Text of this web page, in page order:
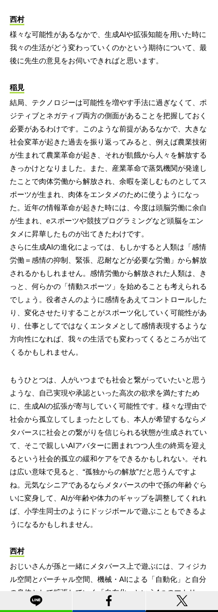
西村
様々な可能性があるなかで、生成AIや拡張知能を用いた時に
我々の生活がどう変わっていくのかという期待について、最
後に先生の意見をお伺いできればと思います。
稲見
結局、テクノロジーは可能性を増やす手法に過ぎなくて、ポ
ジティブとネガティブ両方の側面があることを把握しておく
必要があるわけです。このような前提があるなかで、大きな
社会変革が起きた過去を振り返ってみると、例えば農業技術
が生まれて農業革命が起き、それが飢餓から人々を解放する
きっかけとなりました。また、産業革命で蒸気機関が発達し
たことで肉体労働から解放され、余暇を楽しむものとしてス
ポーツが生まれ、肉体をエンタメのために使うようになっ
た。近年の情報革命が起きた時には、今度は頭脳労働に余白
が生まれ、eスポーツや競技プログラミングなど頭脳をエン
タメに昇華したものが出てきたわけです。
さらに生成AIの進化によっては、もしかすると人類は「感情
労働＝感情の抑制、緊張、忍耐などが必要な労働」から解放
されるかもしれません。感情労働から解放された人類は、き
っと、何らかの「情動スポーツ」を始めることも考えられる
でしょう。役者さんのように感情をあえてコントロールした
り、変化させたりすることがスポーツ化していく可能性があ
り、仕事としてではなくエンタメとして感情表現するような
方向性になれば、我々の生活でも変わってくるところが出て
くるかもしれません。
もうひとつは、人がいつまでも社会と繋がっていたいと思う
ような、自己実現や承認といった高次の欲求を満たすため
に、生成AIの拡張が寄与していく可能性です。様々な理由で
社会から孤立してしまったとしても、本人が希望するならメ
タバースに社会との繋がりを信じられる状態が生成されてい
て、そこで親しいAIアバターに囲まれつつ人生の終焉を迎え
るという社会的孤立の緩和ケアをできるかもしれない。それ
は広い意味で見ると、“孤独からの解放”だと思うんですよ
ね。元気なシニアであるならメタバースの中で孫の年齢ぐら
いに変身して、AIが年齢や体力のギャップを調整してくれれ
ば、小学生同士のようにドッジボールで遊ぶこともできるよ
うになるかもしれません。
西村
おじいさんが孫と一緒にメタバース上で遊ぶには、フィジカ
ル空間とバーチャル空間、機械・AIによる「自動化」と自分
の身体として拡張していく「自在化」という4つのマトリッ
クスをシームレスに行き来するインターフェースが必要にな